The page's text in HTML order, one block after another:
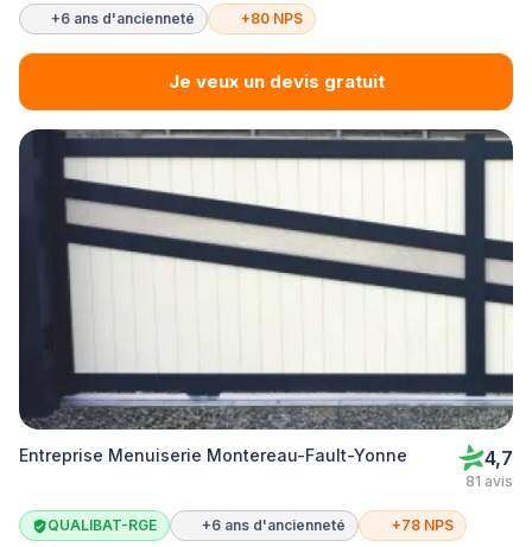
+6 ans d'ancienneté +80 NPS
Je veux un devis gratuit
Entreprise Menuiserie Montereau-Fault-Yonne 4,7
81 avis
QUALIBAT-RGE +6 ans d'ancienneté +78 NPS